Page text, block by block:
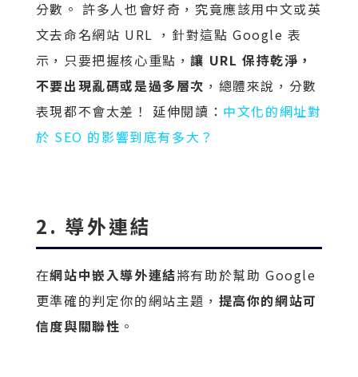
分數。 許多人也會好奇，究竟應該用中文或英
文去命名網站 URL ，針對這點 Google 表
示，只要把握核心重點，讓 URL 保持乾淨，
不要出現亂碼或是過多層次 ，總體來說，分數
表現都不會太差！ 延伸閱讀： 中文化的網址對
於 SEO 的影響到底有多大？
2. 導外連結
在網站中嵌入導外連結將有助於幫助 Google
更準確的判定你的網站主題， 提高你的網站可
信度與關聯性 。